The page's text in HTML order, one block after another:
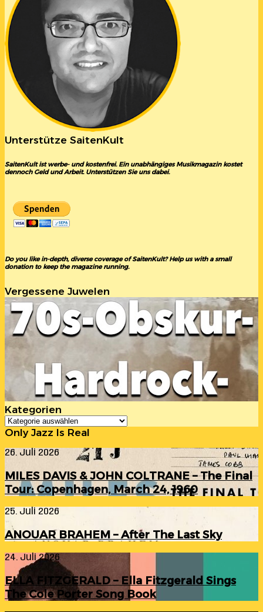
Unterstütze SaitenKult
SaitenKult ist werbe- und kostenfrei. Ein unabhängiges Musikmagazin kostet
dennoch Geld und Arbeit. Unterstützen Sie uns dabei.
Do you like in-depth, diverse coverage of SaitenKult? Help us with a small
donation to keep the magazine running.
Vergessene Juwelen
Kategorien
Kategorien
Only Jazz Is Real
MILES
&
JOHN
COLTRANE
The
Final
Tour:
Copenhagen,
March
24,
1960
26. Juli 2026
MILES DAVIS & JOHN COLTRANE – The Final
Tour: Copenhagen, March 24, 1960
ANOUAR
BRAHEM
–
After
The
Last
Sky
25. Juli 2026
ANOUAR BRAHEM – After The Last Sky
ELLA
FITZGERALD
–
Ella
Fitzgerald
24. Juli 2026
ELLA FITZGERALD – Ella Fitzgerald Sings
The Cole Porter Song Book